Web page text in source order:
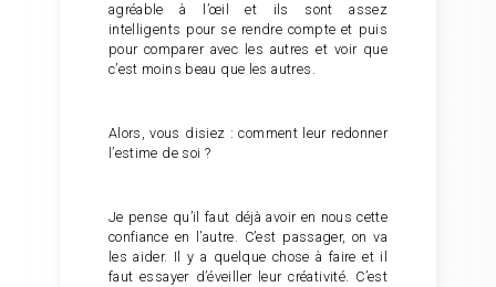
agréable à l’œil et ils sont assez
intelligents pour se rendre compte et puis
pour comparer avec les autres et voir que
c’est moins beau que les autres.
Alors, vous disiez : comment leur redonner
l’estime de soi ?
Je pense qu’il faut déjà avoir en nous cette
confiance en l’autre. C’est passager, on va
les aider. Il y a quelque chose à faire et il
faut essayer d’éveiller leur créativité. C’est